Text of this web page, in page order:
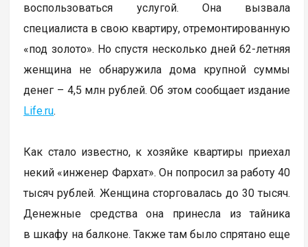
воспользоваться услугой. Она вызвала
специалиста в свою квартиру, отремонтированную
«под золото». Но спустя несколько дней 62-летняя
женщина не обнаружила дома крупной суммы
денег – 4,5 млн рублей. Об этом сообщает издание
Life.ru.
Как стало известно, к хозяйке квартиры приехал
некий «инженер Фархат». Он попросил за работу 40
тысяч рублей. Женщина сторговалась до 30 тысяч.
Денежные средства она принесла из тайника
в шкафу на балконе. Также там было спрятано еще